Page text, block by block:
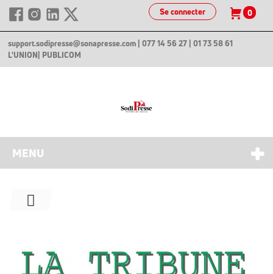
Se connecter 0
support.sodipresse@sonapresse.com | 077 14 56 27 | 01 73 58 61
L'UNION | PUBLICOM
MENU